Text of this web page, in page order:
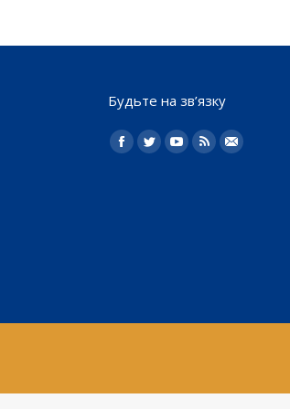
Будьте на зв’язку
Найдите нас:
Facebook
TwitterYouTube
Rss